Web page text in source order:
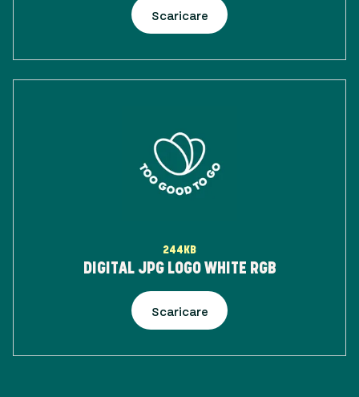
Scaricare
244KB
DIGITAL JPG LOGO WHITE RGB
Scaricare